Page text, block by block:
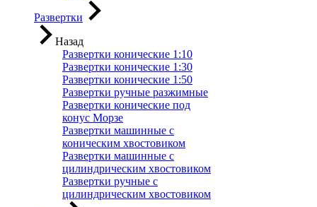
Развертки
Назад
Развертки конические 1:10
Развертки конические 1:30
Развертки конические 1:50
Развертки ручные разжимные
Развертки конические под
конус Морзе
Развертки машинные с
коническим хвостовиком
Развертки машинные с
цилиндрическим хвостовиком
Развертки ручные с
цилиндрическим хвостовиком